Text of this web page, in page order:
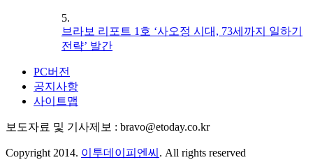
5.
브라보 리포트 1호 ‘사오정 시대, 73세까지 일하기
전략’ 발간
PC버전
공지사항
사이트맵
보도자료 및 기사제보 : bravo@etoday.co.kr
Copyright 2014. 이투데이피엔씨 . All rights reserved